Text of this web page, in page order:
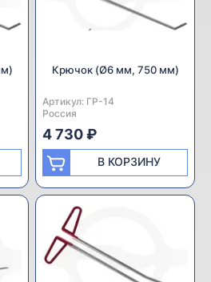
Крючок (Ø6 мм, 750 мм)
Артикул: ГР-14
Производитель:
Россия
4 730 ₽
В КОРЗИНУ